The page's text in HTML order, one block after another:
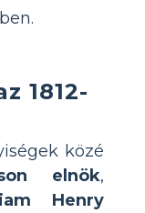
1812-
közé
elnök,
Henry